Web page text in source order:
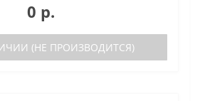
0 р.
(НЕ ПРОИЗВОДИТСЯ)